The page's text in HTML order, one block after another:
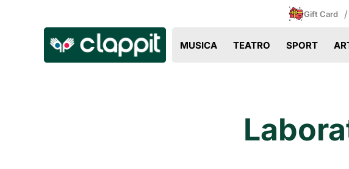
Gift Card /
MUSICA TEATRO SPORT